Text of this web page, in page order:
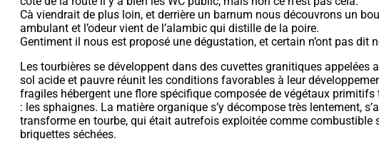
Cà viendrait de plus loin, et derrière un barnum nous découvrons un
ambulant et l’odeur vient de l’alambic qui distille de la poire.
Gentiment il nous est proposé une dégustation, et certain n’ont pas dit
Les tourbières se développent dans des cuvettes granitiques appelées
sol acide et pauvre réunit les conditions favorables à leur
fragiles hébergent une flore spécifique composée de végétaux primitifs
: les sphaignes. La matière organique s’y décompose très lentement,
transforme en tourbe, qui était autrefois exploitée comme combustible
briquettes séchées.